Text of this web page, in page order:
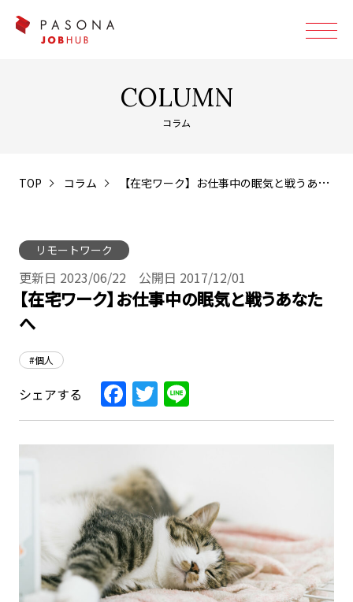
COLUMN
コラム
TOP コラム 【在宅ワーク】お仕事中の眠気と戦うあなたへ
リモートワーク
更新日 2023/06/22 公開日 2017/12/01
【在宅ワーク】お仕事中の眠気と戦うあなた
へ
#個人
シェアする Facebook
Twitter
Line